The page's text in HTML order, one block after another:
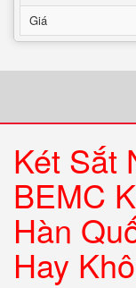
Giá
Két Sắt
BEMC
Hàn
Hay